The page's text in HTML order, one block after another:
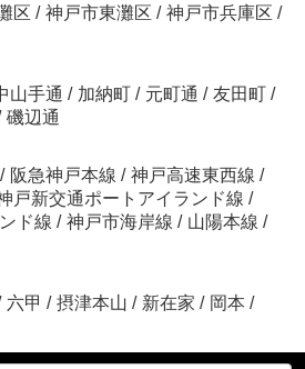
区 / 神戸市東灘区 / 神戸市兵庫区 /
山手通 / 加納町 / 元町通 / 友田町 /
磯辺通
/ 阪急神戸本線 / 神戸高速東西線 /
戸新交通ポートアイランド線 /
ド線 / 神戸市海岸線 / 山陽本線 /
六甲 / 摂津本山 / 新在家 / 岡本 /